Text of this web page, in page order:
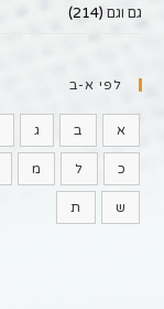
גם וגם (214)
לפי א-ב
א ב ג
כ ל מ
ש ת